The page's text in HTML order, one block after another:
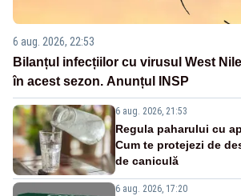
6 aug. 2026, 22:53
Bilanțul infecțiilor cu virusul West
în acest sezon. Anunțul INSP
6 aug. 2026, 21:53
Regula paharului cu
Cum te protejezi de
de caniculă
6 aug. 2026, 17:20